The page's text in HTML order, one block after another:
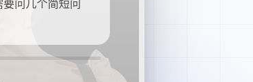
问几个简短问